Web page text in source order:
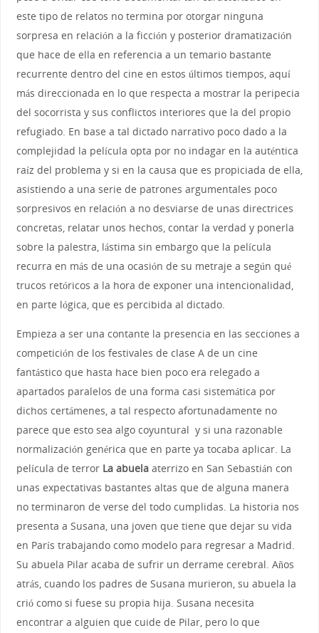
este tipo de relatos no termina por otorgar ninguna
sorpresa en relación a la ficción y posterior dramatización
que hace de ella en referencia a un temario bastante
recurrente dentro del cine en estos últimos tiempos, aquí
más direccionada en lo que respecta a mostrar la peripecia
del socorrista y sus conflictos interiores que la del propio
refugiado. En base a tal dictado narrativo poco dado a la
complejidad la película opta por no indagar en la auténtica
raíz del problema y si en la causa que es propiciada de ella,
asistiendo a una serie de patrones argumentales poco
sorpresivos en relación a no desviarse de unas directrices
concretas, relatar unos hechos, contar la verdad y ponerla
sobre la palestra, lástima sin embargo que la película
recurra en más de una ocasión de su metraje a según qué
trucos retóricos a la hora de exponer una intencionalidad,
en parte lógica, que es percibida al dictado.
Empieza a ser una contante la presencia en las secciones a
competición de los festivales de clase A de un cine
fantástico que hasta hace bien poco era relegado a
apartados paralelos de una forma casi sistemática por
dichos certámenes, a tal respecto afortunadamente no
parece que esto sea algo coyuntural y si una razonable
normalización genérica que en parte ya tocaba aplicar. La
película de terror La abuelaaterrizo en San Sebastián con
unas expectativas bastantes altas que de alguna manera
no terminaron de verse del todo cumplidas. La historia nos
presenta a Susana, una joven que tiene que dejar su vida
en París trabajando como modelo para regresar a Madrid.
Su abuela Pilar acaba de sufrir un derrame cerebral. Años
atrás, cuando los padres de Susana murieron, su abuela la
crió como si fuese su propia hija. Susana necesita
encontrar a alguien que cuide de Pilar, pero lo que